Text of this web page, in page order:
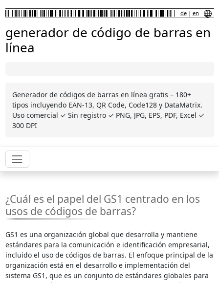
de| en
generador de código de barras en
línea
Generador de códigos de barras en línea gratis – 180+
tipos incluyendo EAN-13, QR Code, Code128 y DataMatrix.
Uso comercial ✓ Sin registro ✓ PNG, JPG, EPS, PDF, Excel ✓
300 DPI
¿Cuál es el papel del GS1 centrado en los
usos de códigos de barras?
GS1 es una organización global que desarrolla y mantiene
estándares para la comunicación e identificación empresarial,
incluido el uso de códigos de barras. El enfoque principal de la
organización está en el desarrollo e implementación del
sistema GS1, que es un conjunto de estándares globales para